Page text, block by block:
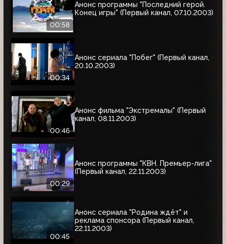
00:58
Анонс программы "Последний герой.
Конец игры" (Первый канал, 07.10.2003)
00:34
Анонс сериала "Побег" (Первый канал,
20.10.2003)
00:46
Анонс фильма "Экстремалы" (Первый
канал, 08.11.2003)
00:29
Анонс программы "КВН. Премьер-лига"
(Первый канал, 22.11.2003)
00:45
Анонс сериала "Родина ждёт" и
реклама спонсора (Первый канал,
22.11.2003)